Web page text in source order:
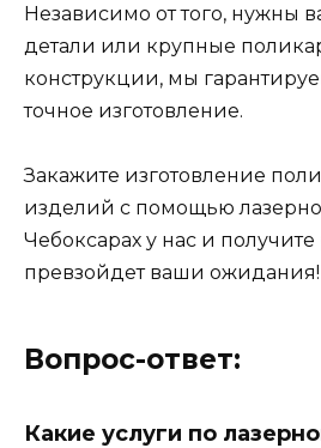
Независимо от того, нужны
детали или крупные
конструкции, мы
точное изготовление.
Закажите изготовление
изделий с помощью
Чебоксарах у нас и получите
превзойдет ваши ожидания!
Вопрос-ответ:
Какие услуги по